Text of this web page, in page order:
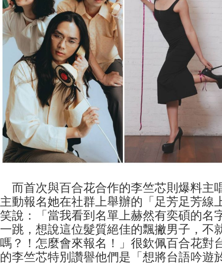
而首次與百合花合作的李竺芯則爆料主
主動報名她在社群上舉辦的「足芳足芳線
笑說：「當我看到名單上赫然有奕碩的名
一跳，想說這位髮質絕佳的飄撇男子，不
嗎？！怎麼會來報名！」很欽佩百合花對
的李竺芯特別讚譽他們是「想將台語吟遊